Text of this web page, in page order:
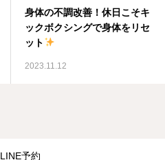
身体の不調改善！休日こそキ
ックボクシングで身体をリセ
ット
2023.11.12
LINE予約